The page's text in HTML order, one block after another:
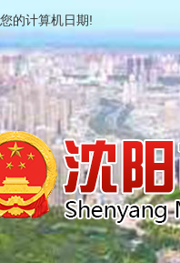
的计算机日期!